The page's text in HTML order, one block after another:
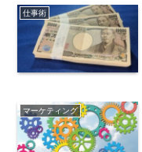
仕事術
マーケティング